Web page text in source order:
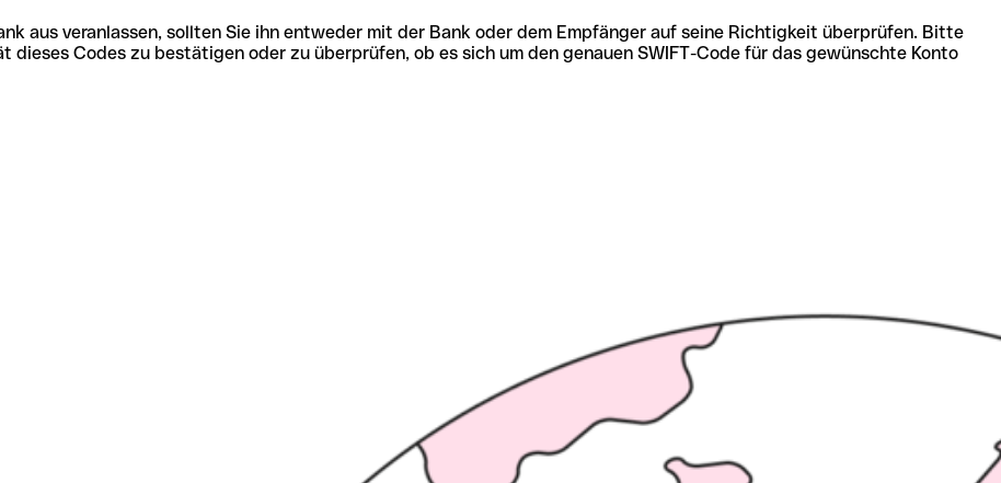
aus veranlassen, sollten Sie ihn entweder mit der Bank oder dem Empfänger auf seine Richtigkeit überprüfen. Bitte
Codes zu bestätigen oder zu überprüfen, ob es sich um den genauen SWIFT-Code für das gewünschte Konto